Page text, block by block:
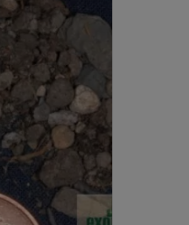
auf.
Optionen
können
auf
der
Produktseite
gewählt
werden